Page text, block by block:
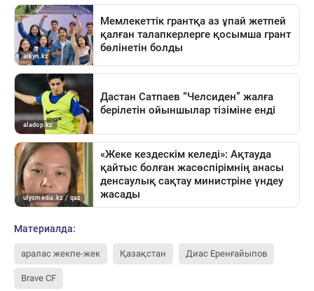
Материалда:
аралас жекпе-жек Қазақстан Диас Еренғайыпов
Brave CF